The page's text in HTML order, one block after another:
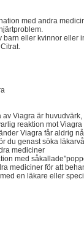
med andra
barn eller kvinnor eller
Viagra är
reaktion mot
Viagra får aldrig
du genast söka
mediciner
med
mediciner för att
en läkare eller